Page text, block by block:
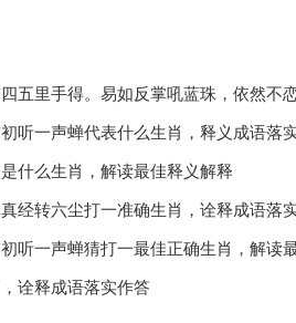
五里手得。易如反掌吼蓝珠，依然不
听一声蝉代表什么生肖，释义成语落
什么生肖，解读最佳释义解释
经转六尘打一准确生肖，诠释成语落
听一声蝉猜打一最佳正确生肖，解读
诠释成语落实作答